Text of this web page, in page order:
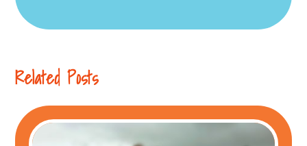
Related Posts